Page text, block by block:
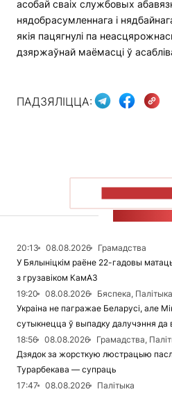
асобай сваіх службовых
нядобрасумленнага і
якія пацягнулі па
дзяржаўнай маёмасці ў
ПАДЗЯЛІЦЦА:
20:13 08.08.2026
Грамадства
У Бялыніцкім раёне 22-гадовы
з грузавіком КамАЗ
19:20
08.08.2026
Бяспека, Палітыка
Украіна не пагражае Беларусі, але
сутыкнецца ў выпадку далучэння
18:56
08.08.2026
Грамадства,
Дзядок за жорсткую люстрацыю
Турарбекава — супраць
17:47
08.08.2026
Палітыка